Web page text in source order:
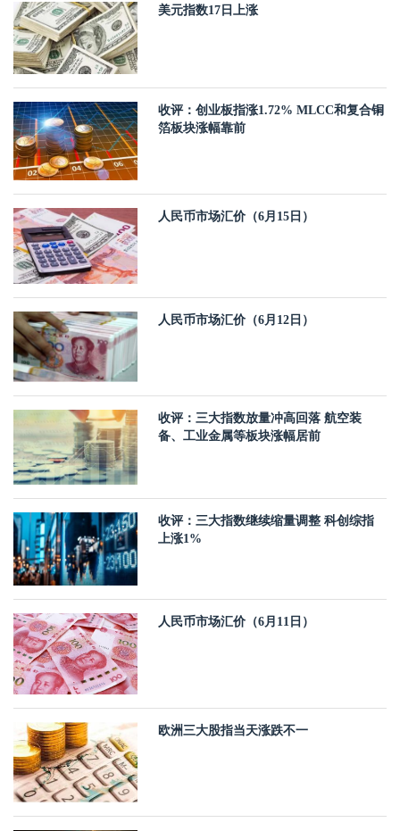
美元指数17日上涨
收评：创业板指涨1.72% MLCC和复合铜
箔板块涨幅靠前
人民币市场汇价（6月15日）
人民币市场汇价（6月12日）
收评：三大指数放量冲高回落 航空装
备、工业金属等板块涨幅居前
收评：三大指数继续缩量调整 科创综指
上涨1%
人民币市场汇价（6月11日）
欧洲三大股指当天涨跌不一